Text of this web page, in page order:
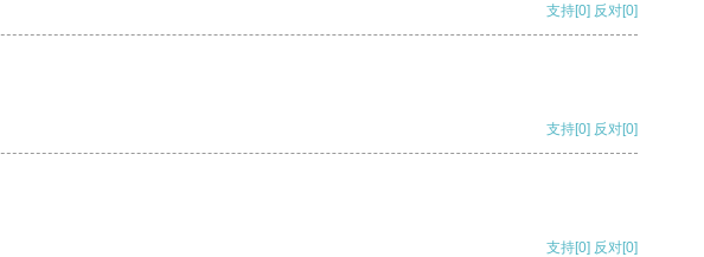
支持[0] 反对[0]
支持[0] 反对[0]
支持[0] 反对[0]